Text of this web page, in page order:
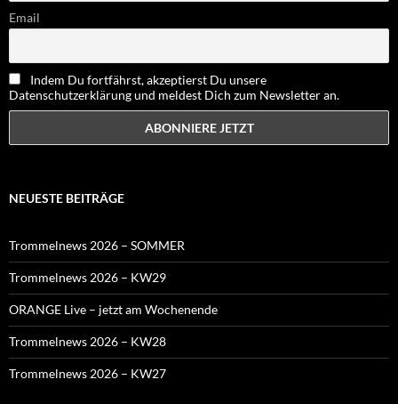
Email
Indem Du fortfährst, akzeptierst Du unsere
Datenschutzerklärung und meldest Dich zum Newsletter an.
NEUESTE BEITRÄGE
Trommelnews 2026 – SOMMER
Trommelnews 2026 – KW29
ORANGE Live – jetzt am Wochenende
Trommelnews 2026 – KW28
Trommelnews 2026 – KW27